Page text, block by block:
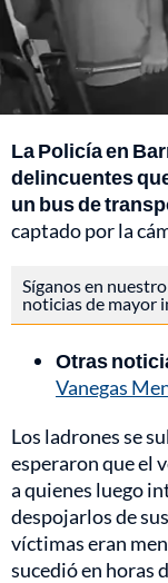
La Policía en
delincuentes
un bus de
captado por la
Síganos en nuestro
noticias de mayor
Otras
Vanegas
Los ladrones se
esperaron que el
a quienes luego
despojarlos de
víctimas eran
sucedió en horas